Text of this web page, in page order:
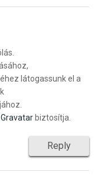
látogassunk el a
Gravatar biztosítja.
Reply